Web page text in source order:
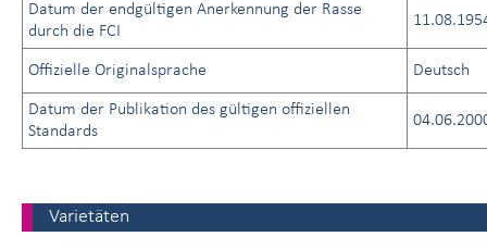
Datum der endgültigen Anerkennung der Rasse
durch die FCI
Offizielle Originalsprache Deutsch
Datum der Publikation des gültigen offiziellen
Standards
Varietäten